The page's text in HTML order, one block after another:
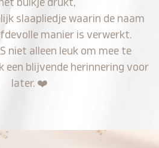
buikje drukt,
slaapliedje waarin de naam
manier is verwerkt.
niet alleen leuk om mee te
een blijvende herinnering voor
later. ❤️